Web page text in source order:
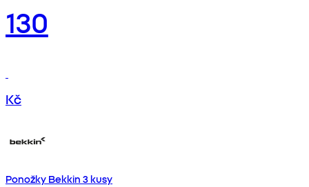
130
Kč
Ponožky Bekkin 3 kusy